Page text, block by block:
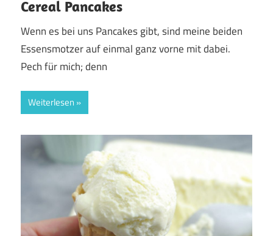
Cereal Pancakes
Wenn es bei uns Pancakes gibt, sind meine beiden
Essensmotzer auf einmal ganz vorne mit dabei.
Pech für mich; denn
Weiterlesen